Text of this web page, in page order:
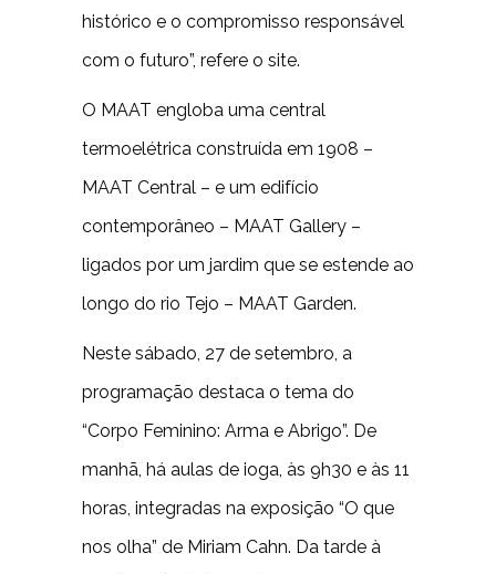
histórico e o compromisso responsável
com o futuro”, refere o site.
O MAAT engloba uma central
termoelétrica construída em 1908 –
MAAT Central – e um edifício
contemporâneo – MAAT Gallery –
ligados por um jardim que se estende ao
longo do rio Tejo – MAAT Garden.
Neste sábado, 27 de setembro, a
programação destaca o tema do
“Corpo Feminino: Arma e Abrigo”. De
manhã, há aulas de ioga, às 9h30 e às 11
horas, integradas na exposição “O que
nos olha” de Miriam Cahn. Da tarde à